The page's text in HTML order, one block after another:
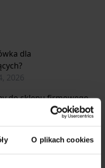
O plikach cookies
dla
2026
do sklepu firmowego
Częstochowie
wybrać?